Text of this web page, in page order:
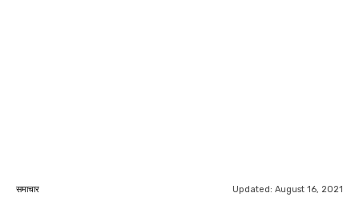
समाचार Updated: August 16, 2021